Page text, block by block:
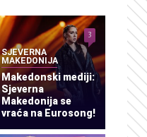
SJEVERNA
MAKEDONIJA
Makedonski mediji:
Sjeverna
Makedonija se
vraća na Eurosong!
3